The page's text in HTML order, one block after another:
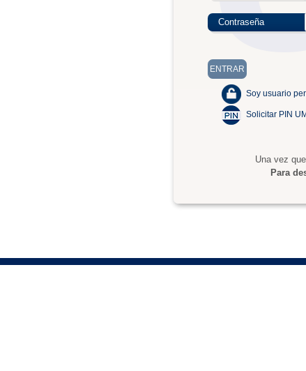
Contraseña
Soy usuario
Solicitar PIN
Una vez
Para